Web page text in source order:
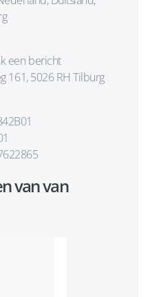
een bericht
161, 5026 RH Tilburg
van van